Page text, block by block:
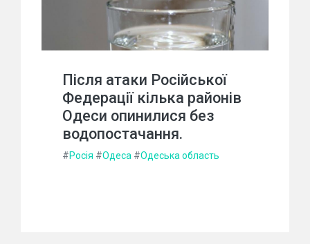
Після атаки Російської
Федерації кілька районів
Одеси опинилися без
водопостачання.
#Росія #Одеса #Одеська область